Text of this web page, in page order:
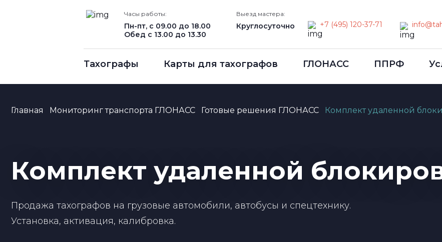
Часы работы:
Пн-пт, с 09.00 до 18.00
Обед с 13.00 до 13.30
Выезд мастера:
Круглосуточно +7 (495) 120-37-71
Тахографы Карты для тахографов ГЛОНАСС ППРФ
Главная Мониторинг транспорта ГЛОНАСС Готовые решения ГЛОНАСС Комплект удаленной
Комплект удаленной
Продажа тахографов на грузовые автомобили, автобусы и спецтехнику.
Установка, активация, калибровка.